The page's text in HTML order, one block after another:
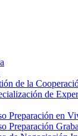
de la
de
Preparación en
Preparación